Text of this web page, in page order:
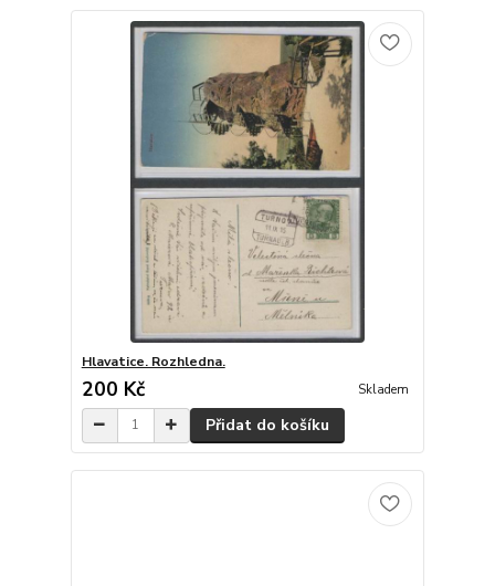
Hlavatice. Rozhledna.
200 Kč Skladem
Přidat do košíku